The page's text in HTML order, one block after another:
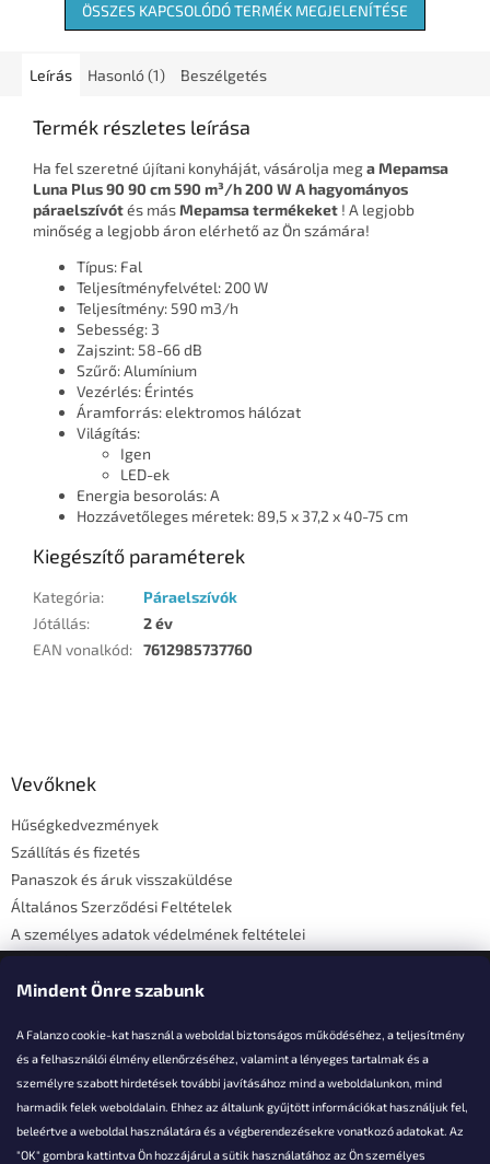
Mindent Önre szabunk
A Falanzo cookie-kat használ a weboldal biztonságos működéséhez, a teljesítmény
és a felhasználói élmény ellenőrzéséhez, valamint a lényeges tartalmak és a
személyre szabott hirdetések további javításához mind a weboldalunkon, mind
harmadik felek weboldalain. Ehhez az általunk gyűjtött információkat használjuk fel,
beleértve a weboldal használatára és a végberendezésekre vonatkozó adatokat. Az
"OK" gombra kattintva Ön hozzájárul a sütik használatához az Ön személyes
ÖSSZES KAPCSOLÓDÓ TERMÉK MEGJELENÍTÉSE
Leírás Hasonló (1) Beszélgetés
Termék részletes leírása
Ha fel szeretné újítani konyháját, vásárolja mega Mepamsa
Luna Plus 90 90 cm 590 m³/h 200 W A hagyományos
páraelszívótés másMepamsa termékeket ! A legjobb
minőség a legjobb áron elérhető az Ön számára!
Típus: Fal
Teljesítményfelvétel: 200 W
Teljesítmény: 590 m3/h
Sebesség: 3
Zajszint: 58-66 dB
Szűrő: Alumínium
Vezérlés: Érintés
Áramforrás: elektromos hálózat
Világítás:
Igen
LED-ek
Energia besorolás: A
Hozzávetőleges méretek: 89,5 x 37,2 x 40-75 cm
Kiegészítő paraméterek
Kategória:
Páraelszívók
Jótállás:
2 év
EAN vonalkód: 7612985737760
Vevőknek
Hűségkedvezmények
Szállítás és fizetés
Panaszok és áruk visszaküldése
Általános Szerződési Feltételek
A személyes adatok védelmének feltételei
Elérhetőségi adatok
Akarsz kérdezni valamit?
info@falanzo.hu